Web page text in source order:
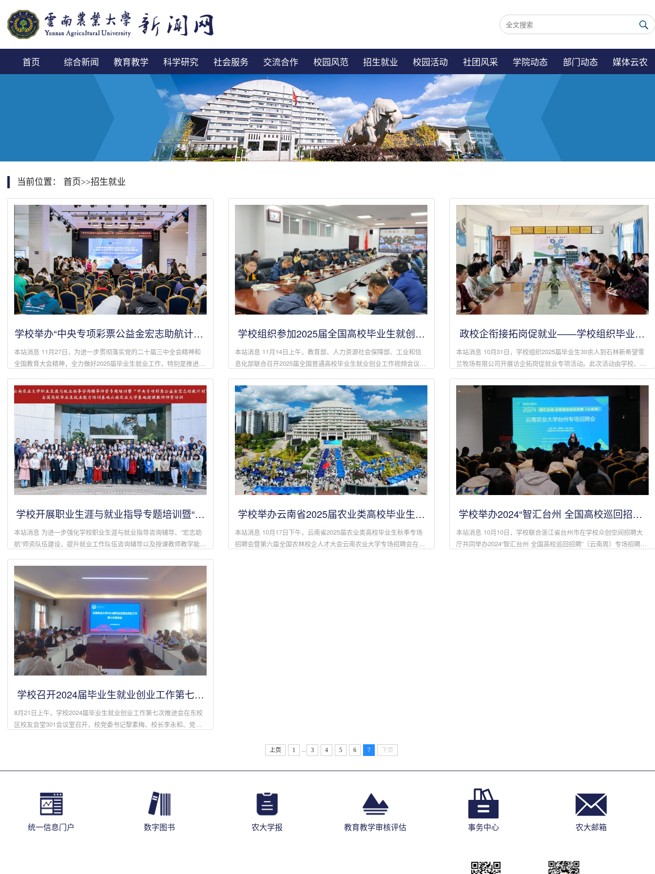
首页 综合新闻 教育教学 科学研究 社会服务 交流合作 校园风范 招生就业 校园活动 社团风采 学院动态 部门动态 媒体云农
当前位置： 首页>>招生就业
学校举办“中央专项彩票公益金宏志助航计划”
本站消息 11月27日，为进一步贯彻落实党的二十届三中全会精神和
全国教育大会精神，全力做好2025届毕业生就业工作，特别是推进提
间组织开展了“中央...
学校组织参加2025届全国高校毕业生就创工
一次推进会
本站消息 11月14日上午，教育部、人力资源社会保障部、工业和信
息化部联合召开2025届全国普通高校毕业生就业创业工作视频会议，
的二十届三中全会精...
政校企衔接拓岗促就业——学校组织毕业生
本站消息 10月31日，学校组织2025届毕业生30余人到石林新希望雪
兰牧场有限公司开展访企拓岗促就业专项活动。此次活动由学校、石
校、企座谈会和企业实...
学校开展职业生涯与就业指导专题培训暨“宏
本站消息 为进一步强化学校职业生涯与就业指导咨询辅导、“宏志助
航”师资队伍建设，提升就业工作队伍咨询辅导以及授课教师教学能力
中开展校内职业...
学校举办云南省2025届农业类高校毕业生秋
本站消息 10月17日下午，云南省2025届农业类高校毕业生秋季专场
招聘会暨第六届全国农林校企人才大会云南农业大学专场招聘会在学
学校举办2024“智汇台州 全国高校巡回招聘”
本站消息 10月10日，学校联合浙江省台州市在学校众创空间招聘大
厅共同举办2024“智汇台州 全国高校巡回招聘”（云南周）专场招聘
学校召开2024届毕业生就业创业工作第七次
8月21日上午，学校2024届毕业生就业创业工作第七次推进会在东校
区校友会堂301会议室召开，校党委书记黎素梅、校长李永和、党委
上页 1 3 4 5 6 7 下页
统一信息门户 数字图书 农大学报 教育教学审核评估 事务中心 农大邮箱